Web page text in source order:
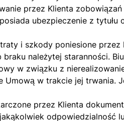
przez Klienta
ubezpieczenie z
i szkody poniesione
braku należytej staranności.
w związku z
w trakcie jej
przez Klienta
odpowiedzialność